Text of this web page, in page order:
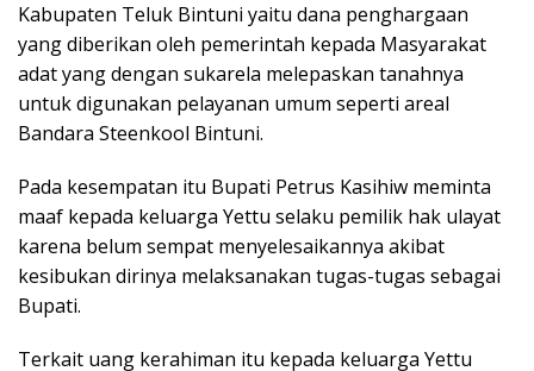
Kabupaten Teluk Bintuni yaitu dana penghargaan
yang diberikan oleh pemerintah kepada Masyarakat
adat yang dengan sukarela melepaskan tanahnya
untuk digunakan pelayanan umum seperti areal
Bandara Steenkool Bintuni.
Pada kesempatan itu Bupati Petrus Kasihiw meminta
maaf kepada keluarga Yettu selaku pemilik hak ulayat
karena belum sempat menyelesaikannya akibat
kesibukan dirinya melaksanakan tugas-tugas sebagai
Bupati.
Terkait uang kerahiman itu kepada keluarga Yettu